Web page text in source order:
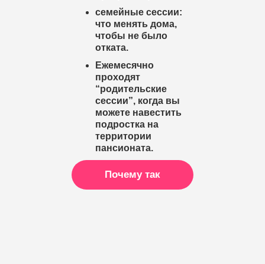
семейные сессии:
что менять дома,
чтобы не было
отката.
Ежемесячно
проходят
“родительские
сессии”, когда вы
можете навестить
подростка на
территории
пансионата.
Почему так